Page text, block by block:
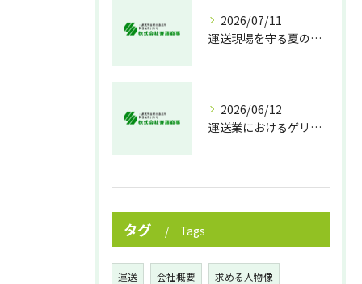
2026/07/11
運送現場を守る夏の熱中症対策
2026/06/12
運送業におけるゲリラ豪雨対策の実践法
タグ Tags
運送 会社概要 求める人物像